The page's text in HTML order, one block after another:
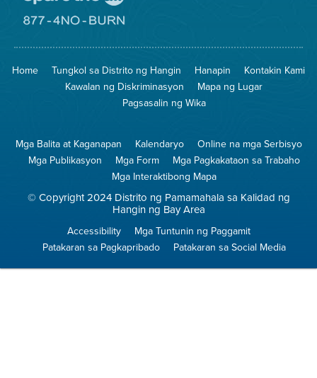
Iligtas
Hangin
8774
na
Pagsunog
Home Tungkol sa Distrito ng Hangin Hanapin
Kontakin Kami
Kawalan ng Diskriminasyon
Mapa ng Lugar
Pagsasalin ng Wika
Mga Balita at Kaganapan Kalendaryo
Online na mga Serbisyo
Mga Publikasyon
Mga Form
Mga Pagkakataon sa Trabaho
Mga Interaktibong Mapa
© Copyright 2024 Distrito ng Pamamahala sa Kalidad ng
Hangin ng Bay Area
Accessibility
Mga Tuntunin ng Paggamit
Patakaran sa Pagkapribado
Patakaran sa Social Media